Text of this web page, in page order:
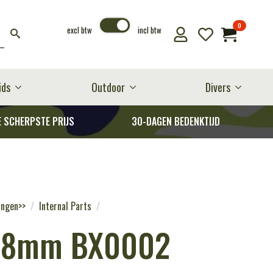
excl btw incl btw 0
Outdoor Divers
SCHERPSTE PRIJS 30-DAGEN BEDENKTIJD
Internal Parts
BX0002